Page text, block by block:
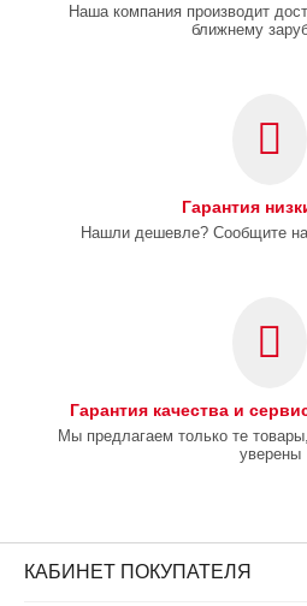
Наша компания производит
ближнему
Гарантия
Нашли дешевле? Сообщите
Гарантия качества и
Мы предлагаем только те
уверены
КАБИНЕТ ПОКУПАТЕЛЯ